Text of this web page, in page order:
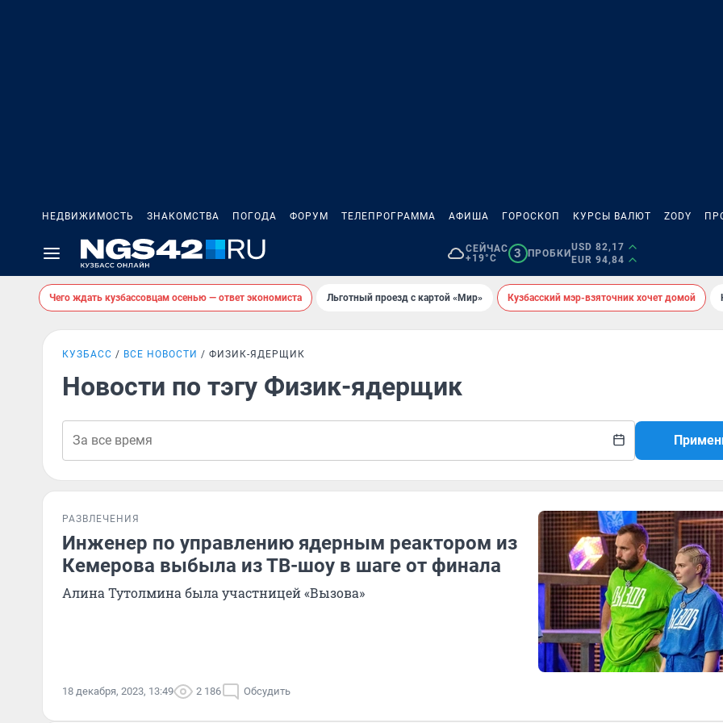
НЕДВИЖИМОСТЬ ЗНАКОМСТВА ПОГОДА ФОРУМ ТЕЛЕПРОГРАММА АФИША ГОРОСКОП КУРСЫ ВАЛЮТ ZODY
СЕЙЧАС
+19°C
3 ПРОБКИ
USD 82,17
EUR 94,84
Чего ждать кузбассовцам осенью — ответ экономиста Льготный проезд с картой «Мир» Кузбасский мэр-взяточник хочет домой
КУЗБАСС ВСЕ НОВОСТИ ФИЗИК-ЯДЕРЩИК
Новости по тэгу Физик-ядерщик
РАЗВЛЕЧЕНИЯ
Инженер по управлению ядерным реактором из
Кемерова выбыла из ТВ-шоу в шаге от финала
Алина Тутолмина была участницей «Вызова»
18 декабря, 2023, 13:49 2 186 Обсудить